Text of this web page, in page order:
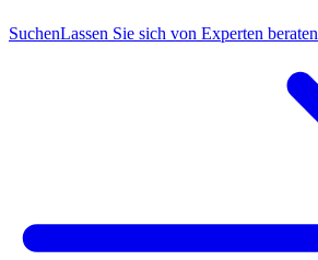
SuchenLassen Sie sich von Experten beraten